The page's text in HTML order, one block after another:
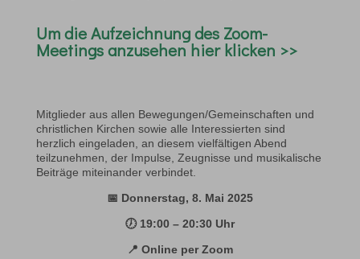
Um die Aufzeichnung des Zoom-
Meetingsanzusehen hier klicken >>
Mitglieder aus allen Bewegungen/Gemeinschaften und
christlichen Kirchen sowie alle Interessierten sind
herzlich eingeladen, an diesem vielfältigen Abend
teilzunehmen, der Impulse, Zeugnisse und musikalische
Beiträge miteinander verbindet.
📅 Donnerstag, 8. Mai 2025
🕖 19:00 – 20:30 Uhr
📍 Online per Zoom